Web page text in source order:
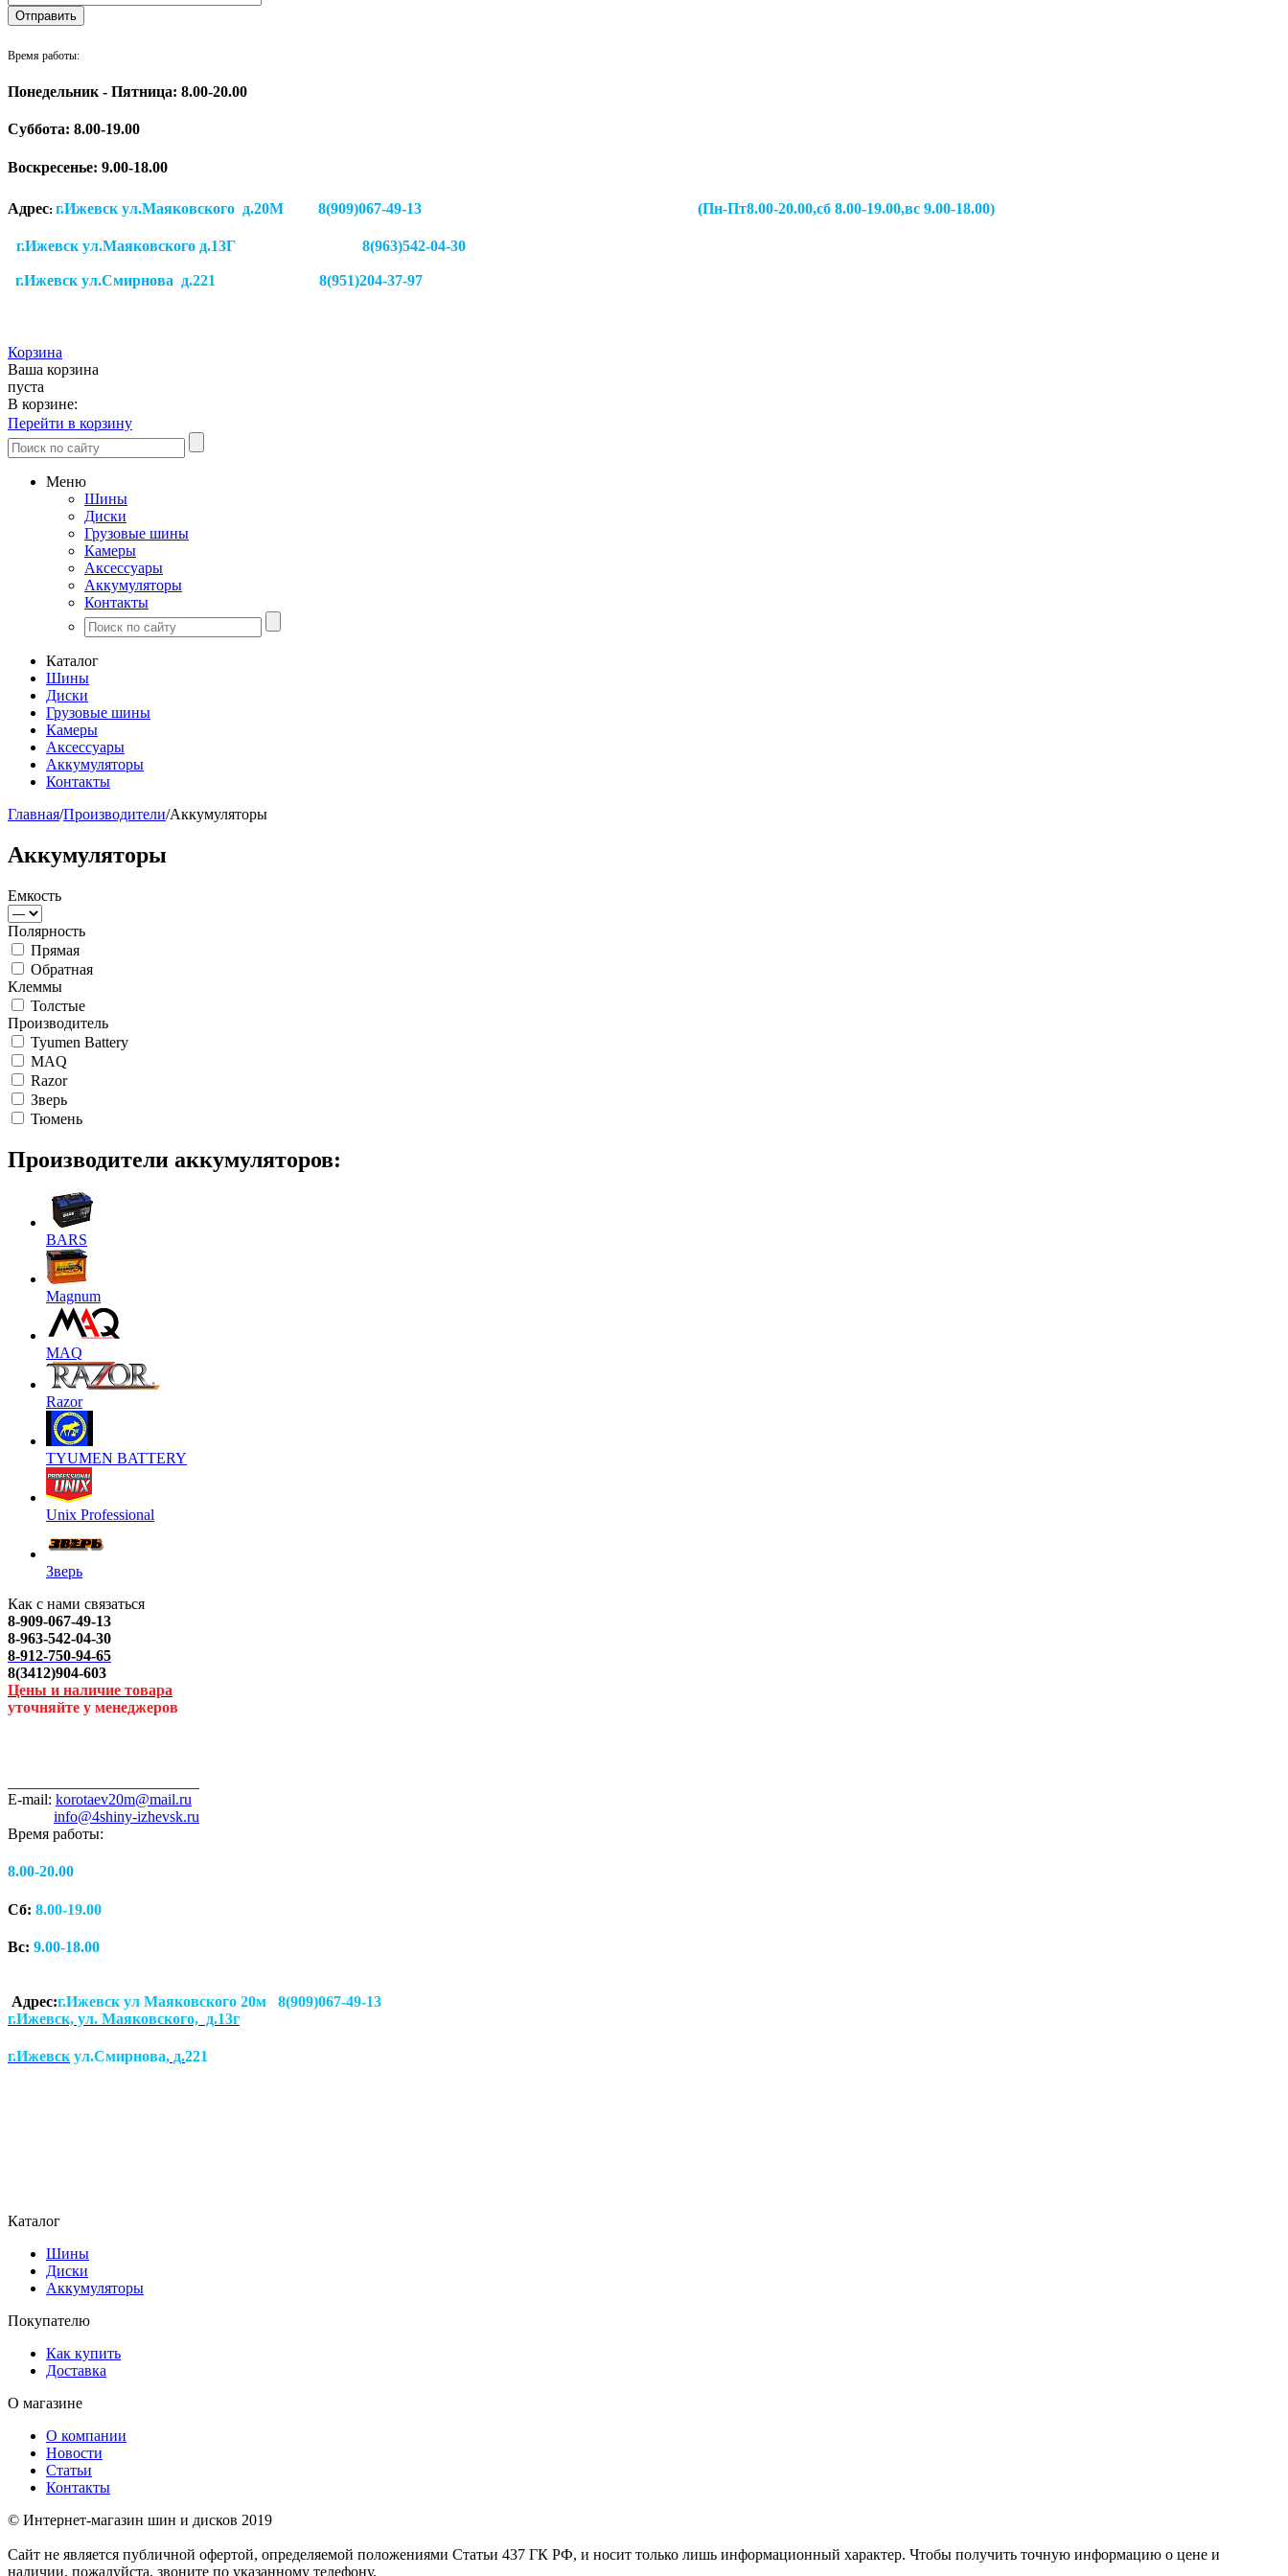
Время работы:
Понедельник - Пятница: 8.00-20.00
Суббота: 8.00-19.00
Воскресенье: 9.00-18.00
Адрес: г.Ижевск ул.Маяковского д.20М 8(909)067-49-13 (Пн-Пт8.00-20.00,сб 8.00-19.00,вс 9.00-18.00)
г.Ижевск ул.Маяковского д.13Г 8(963)542-04-30
г.Ижевск ул.Смирнова д.221 8(951)204-37-97
Корзина
Ваша корзина
пуста
В корзине:
Перейти в корзину
Меню
Шины
Диски
Грузовые шины
Камеры
Аксессуары
Аккумуляторы
Контакты
Каталог
Шины
Диски
Грузовые шины
Камеры
Аксессуары
Аккумуляторы
Контакты
Главная/Производители/Аккумуляторы
Аккумуляторы
Емкость
Полярность
Прямая
Обратная
Клеммы
Толстые
Производитель
Tyumen Battery
MAQ
Razor
Зверь
Тюмень
Производители аккумуляторов:
BARS
Magnum
MAQ
Razor
TYUMEN BATTERY
Unix Professional
Зверь
Как с нами связаться
8-909-067-49-13
8-963-542-04-30
8-912-750-94-65
8(3412)904-603
Цены и наличие товара
уточняйте у менеджеров
E-mail: korotaev20m@mail.ru
info@4shiny-izhevsk.ru
Время работы:
8.00-20.00
Сб: 8.00-19.00
Вс: 9.00-18.00
Адрес:г.Ижевск ул Маяковского 20м 8(909)067-49-13
г.Ижевск, ул. Маяковского, д.13г
г.Ижевскул.Смирнова, д.221
Каталог
Шины
Диски
Аккумуляторы
Покупателю
Как купить
Доставка
О магазине
О компании
Новости
Статьи
Контакты
© Интернет-магазин шин и дисков 2019
Сайт не является публичной офертой, определяемой положениями Статьи 437 ГК РФ, и носит только лишь информационный характер. Чтобы получить точную информацию о цене и
наличии, пожалуйста, звоните по указанному телефону.